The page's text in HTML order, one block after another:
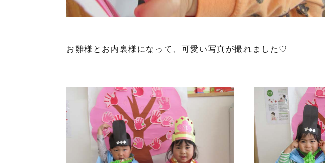
お雛様とお内裏様になって、可愛い写真が撮れました♡